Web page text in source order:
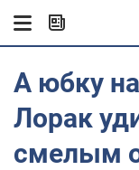
А юбку
Лорак
смелым